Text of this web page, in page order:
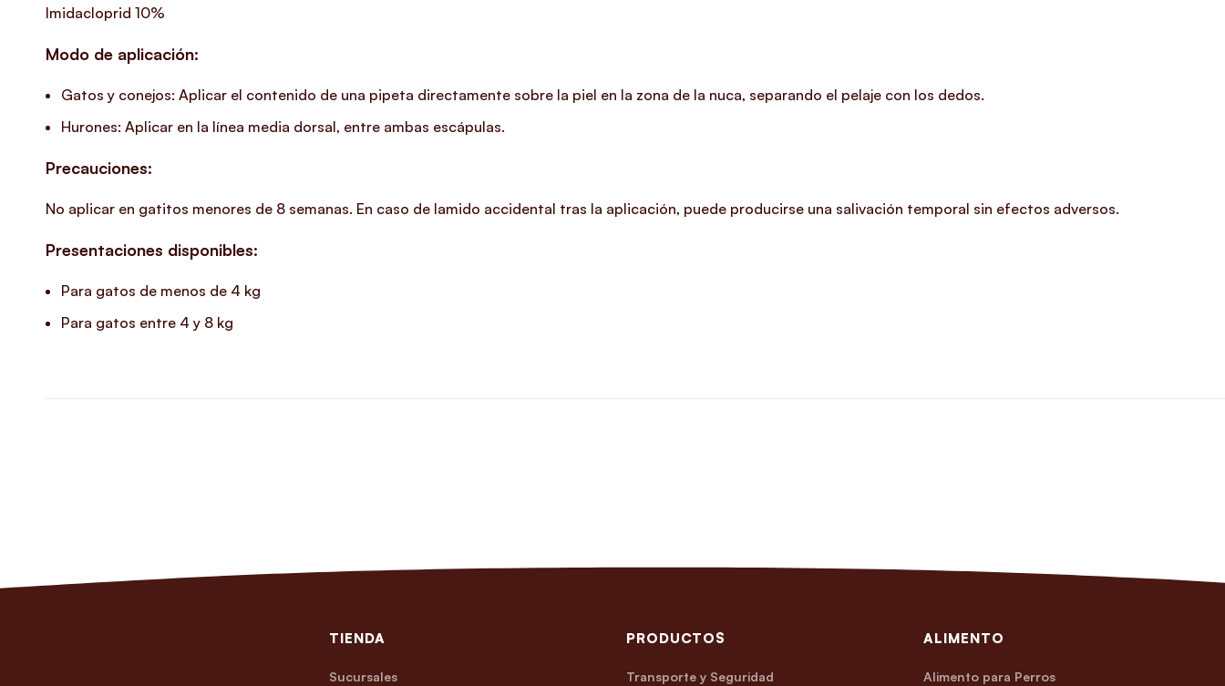
Imidacloprid 10%
Modo de aplicación:
Gatos y conejos: Aplicar el contenido de una pipeta directamente sobre la piel en la zona de la nuca, separando el pelaje con los dedos.
Hurones: Aplicar en la línea media dorsal, entre ambas escápulas.
Precauciones:
No aplicar en gatitos menores de 8 semanas. En caso de lamido accidental tras la aplicación, puede producirse una salivación temporal sin efectos adversos.
Presentaciones disponibles:
Para gatos de menos de 4 kg
Para gatos entre 4 y 8 kg
TIENDA
Sucursales
PRODUCTOS
Transporte y Seguridad
ALIMENTO
Alimento para Perros